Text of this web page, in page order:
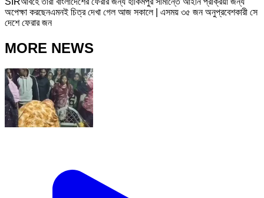
অপেক্ষা করছেনএমনই চিত্র দেখা গেল আজ সকালে | এসময় ৩৫ জন অনুপ্রবেশকারী সে
দেশে ফেরার জন
MORE NEWS